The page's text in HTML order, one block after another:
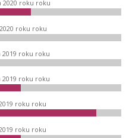
2020 roku roku
roku roku
2019 roku roku
2019 roku roku
roku roku
roku roku